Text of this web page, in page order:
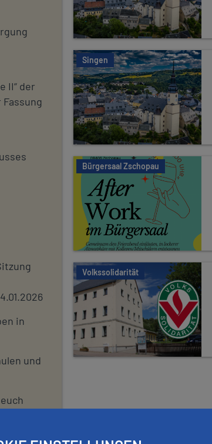
II“ der
in
und
Singen
Bürgersaal Zschopau
Volkssolidarität
P
G